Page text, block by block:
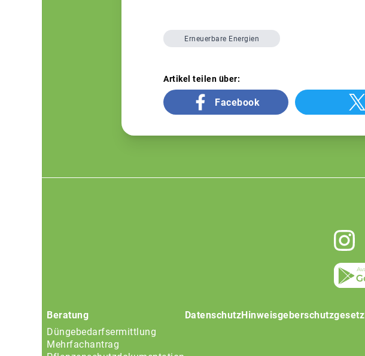
Erneuerbare Energien
Artikel teilen über:
Facebook
Beratung
Düngebedarfsermittlung
Mehrfachantrag
DatenschutzHinweisgeberschutzgesetz